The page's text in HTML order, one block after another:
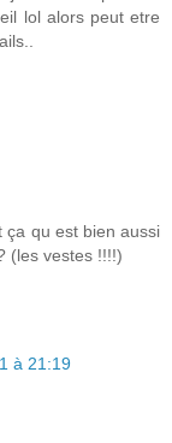
lol alors peut etre
ça qu est bien aussi
(les vestes !!!!)
à 21:19